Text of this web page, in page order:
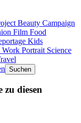
Beauty Campaign
Film Food
Kids
Work Portrait Science
zu diesen